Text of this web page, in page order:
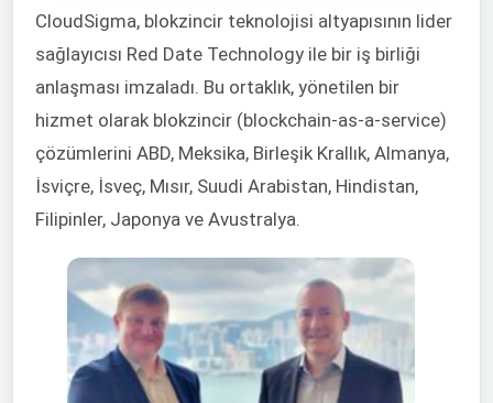
CloudSigma, blokzincir teknolojisi altyapısının lider
sağlayıcısı Red Date Technology ile bir iş birliği
anlaşması imzaladı. Bu ortaklık, yönetilen bir
hizmet olarak blokzincir (blockchain-as-a-service)
çözümlerini ABD, Meksika, Birleşik Krallık, Almanya,
İsviçre, İsveç, Mısır, Suudi Arabistan, Hindistan,
Filipinler, Japonya ve Avustralya.